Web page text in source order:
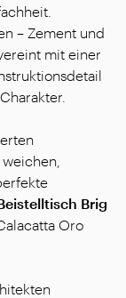
– Zement und
mit einer
Brig
Oro